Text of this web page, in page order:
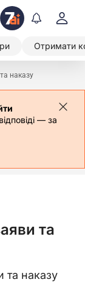
Отримати
наказу
— за
та
та наказу